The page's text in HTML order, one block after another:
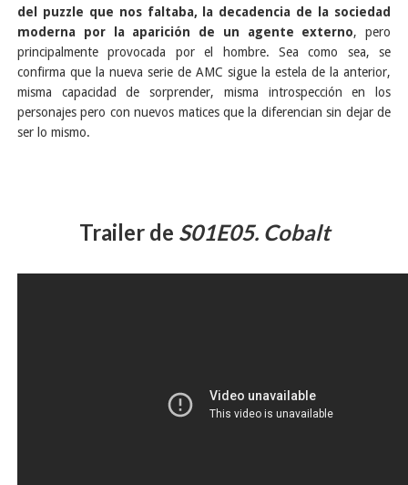
del puzzle que nos faltaba, la decadencia de la sociedad
moderna por la aparición de un agente externo, pero
principalmente provocada por el hombre. Sea como sea, se
confirma que la nueva serie de AMC sigue la estela de la anterior,
misma capacidad de sorprender, misma introspección en los
personajes pero con nuevos matices que la diferencian sin dejar de
ser lo mismo.
Trailer de S01E05. Cobalt